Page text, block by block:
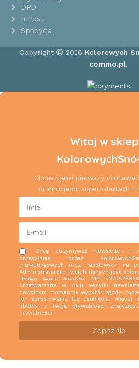
DPD
InPost
Spedycja
Copyright 2026 Kolorowych
commo.pl.
Witaj w
Chcesz jako pierwszy
promocjach, super ofertach i
Chcę otrzymywać newsletter i
przesyłanie przez
marketingowych oraz handlowych na
Administratorem Twoich danych jest
Design Agata Wojdyła, NIP:
przetwarzane w celu wysyłki
dowolnym momencie wycofać zgodę,
ich sprostowania lub usunięcia. Więcej
dbamy o Twoją prywatność,
prywatności
Zapisz się